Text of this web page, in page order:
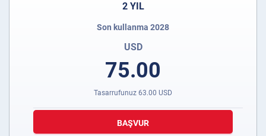
2 YIL
Son kullanma 2028
USD
75.00
Tasarrufunuz 63.00 USD
BAŞVUR